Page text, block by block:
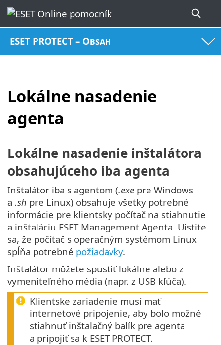
ESET PROTECT – Obsah
Lokálne nasadenie
agenta
Lokálne nasadenie inštalátora
obsahujúceho iba agenta
Inštalátor iba s agentom (.exe pre Windows
a .sh pre Linux) obsahuje všetky potrebné
informácie pre klientsky počítač na stiahnutie
a inštaláciu ESET Management Agenta. Uistite
sa, že počítač s operačným systémom Linux
spĺňa potrebné požiadavky.
Inštalátor môžete spustiť lokálne alebo z
vymeniteľného média (napr. z USB kľúča).
Klientske zariadenie musí mať
internetové pripojenie, aby bolo možné
stiahnuť inštalačný balík pre agenta
a pripojiť sa k ESET PROTECT.